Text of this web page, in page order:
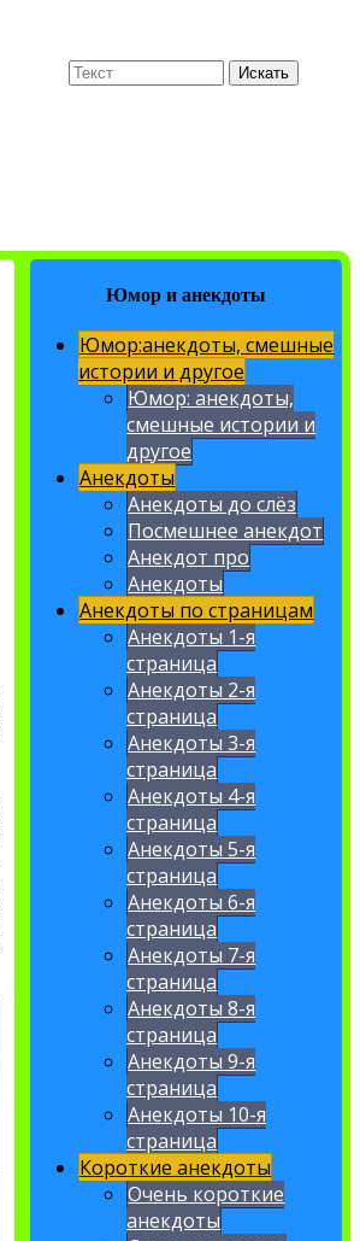
Искать
Юмор и анекдоты
Юмор:анекдоты, смешные
истории и другое
Юмор: анекдоты,
смешные истории и
другое
Анекдоты
Анекдоты до слёз
Посмешнее анекдот
Анекдот про
Анекдоты
Анекдоты по страницам
Анекдоты 1-я
страница
Анекдоты 2-я
страница
Анекдоты 3-я
страница
Анекдоты 4-я
страница
Анекдоты 5-я
страница
Анекдоты 6-я
страница
Анекдоты 7-я
страница
Анекдоты 8-я
страница
Анекдоты 9-я
страница
Анекдоты 10-я
страница
Короткие анекдоты
Очень короткие
анекдоты